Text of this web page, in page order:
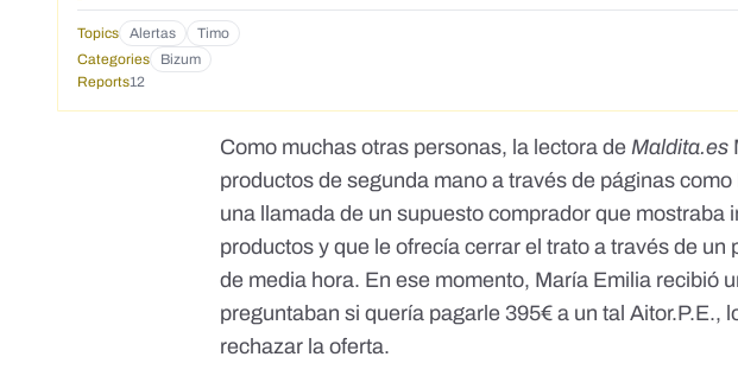
Topics Alertas Timo
Categories
Bizum
Reports12
Como muchas otras personas, la lectora deMaldita.es
productos de segunda mano a través de páginas
una llamada de un supuesto comprador que mostraba
productos y que le ofrecía cerrar el trato a través de un
de media hora. En ese momento, María Emilia recibió
preguntaban si quería pagarle 395€ a un tal Aitor.P.E.,
rechazar la oferta.